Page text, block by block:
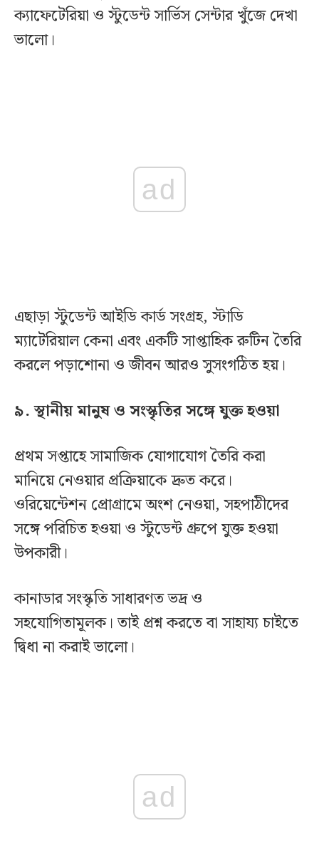
ক্যাফেটেরিয়া ও স্টুডেন্ট সার্ভিস সেন্টার খুঁজে দেখা
ভালো।
ad
এছাড়া স্টুডেন্ট আইডি কার্ড সংগ্রহ, স্টাডি
ম্যাটেরিয়াল কেনা এবং একটি সাপ্তাহিক রুটিন তৈরি
করলে পড়াশোনা ও জীবন আরও সুসংগঠিত হয়।
৯. স্থানীয় মানুষ ও সংস্কৃতির সঙ্গে যুক্ত হওয়া
প্রথম সপ্তাহে সামাজিক যোগাযোগ তৈরি করা
মানিয়ে নেওয়ার প্রক্রিয়াকে দ্রুত করে।
ওরিয়েন্টেশন প্রোগ্রামে অংশ নেওয়া, সহপাঠীদের
সঙ্গে পরিচিত হওয়া ও স্টুডেন্ট গ্রুপে যুক্ত হওয়া
উপকারী।
কানাডার সংস্কৃতি সাধারণত ভদ্র ও
সহযোগিতামূলক। তাই প্রশ্ন করতে বা সাহায্য চাইতে
দ্বিধা না করাই ভালো।
ad